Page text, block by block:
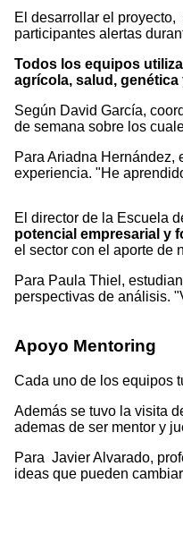
El desarrollar el
participantes alertas
Todos los equipos
agrícola, salud, genética
Según David García,
de semana sobre los
Para Ariadna
experiencia. "He
El director de la Escuela
potencial empresarial y
el sector con el aporte de
Para Paula Thiel,
perspectivas de análisis.
Apoyo Mentoring
Cada uno de los equipos
Además se tuvo la visita
ademas de ser mentor y
Para Javier Alvarado,
ideas que pueden